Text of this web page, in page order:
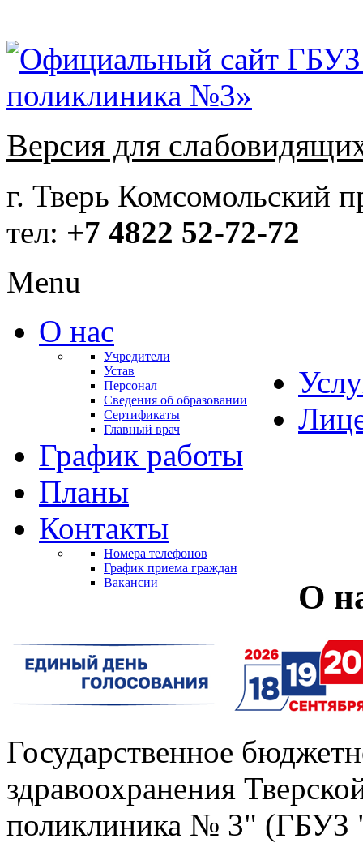
Версия для
г. Тверь Комсомольский
тел: +7 4822 52-72-72
Menu
О нас
Учредители
Устав
Персонал
Сведения об образовании
Сертификаты
Главный врач
График работы
Планы
Контакты
Номера телефонов
График приема граждан
Вакансии
О
Государственное
здравоохранения
поликлиника № 3"